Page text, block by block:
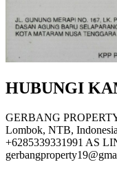
HUBUNGI
GERBANG
Lombok, NTB,
+6285339331991 AS